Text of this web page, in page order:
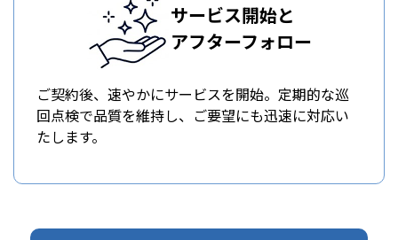
サービス開始と
アフターフォロー
ご契約後、速やかにサービスを開始。定期的な巡
回点検で品質を維持し、ご要望にも迅速に対応い
たします。